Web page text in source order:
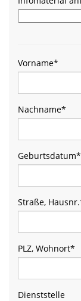
Vorname*
Nachname*
Geburtsdatum*
Straße, Hausnr.
PLZ, Wohnort*
Dienststelle